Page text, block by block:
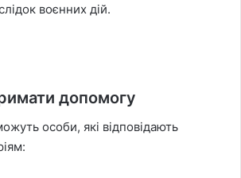
воєнних дій.
допомогу
особи, які відповідають